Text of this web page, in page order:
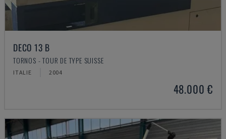
DECO 13 B
TORNOS - TOUR DE TYPE SUISSE
ITALIE 2004
48.000 €